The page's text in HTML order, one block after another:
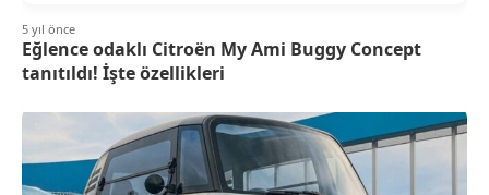
5 yıl önce
Eğlence odaklı Citroën My Ami Buggy Concept
tanıtıldı! İşte özellikleri